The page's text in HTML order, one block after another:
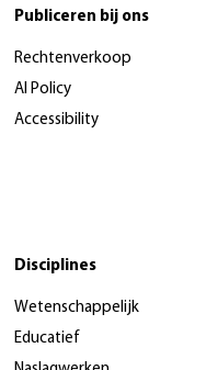
Publiceren bij ons
Rechtenverkoop
AI Policy
Accessibility
Disciplines
Wetenschappelijk
Educatief